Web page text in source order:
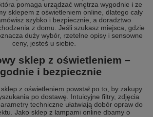
pomaga urządzać wnętrza wygodnie i ze
sklepem z oświetleniem online, dlatego cały
szybko i bezpiecznie, a doradztwo
z domu. Jeśli szukasz miejsca, gdzie
duży wybór, rzetelne opisy i sensowne
ceny, jesteś u siebie.
sklep z oświetleniem –
i bezpiecznie
z oświetleniem powstał po to, by zakupy
po dostawę. Intuicyjne filtry, zdjęcia
techniczne ułatwiają dobór opraw do
Jako sklep z lampami online dbamy o